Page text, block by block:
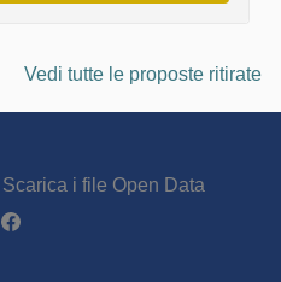
Vedi tutte le proposte ritirate
Scarica i file Open Data
Partecipa - Poliste su Facebook